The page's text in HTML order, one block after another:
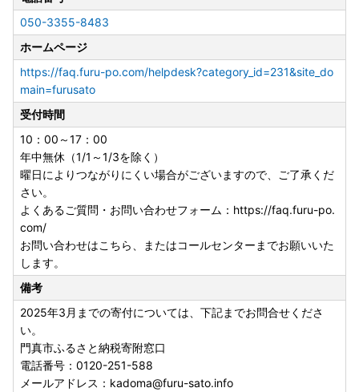
050-3355-8483
ホームページ
https://faq.furu-po.com/helpdesk?category_id=231&site_do
main=furusato
受付時間
10：00～17：00
年中無休（1/1～1/3を除く）
曜日によりつながりにくい場合がございますので、ご了承くだ
さい。
よくあるご質問・お問い合わせフォーム：https://faq.furu-po.
com/
お問い合わせはこちら、またはコールセンターまでお願いいた
します。
備考
2025年3月までの寄付については、下記までお問合せくださ
い。
門真市ふるさと納税寄附窓口
電話番号：0120-251-588
メールアドレス：kadoma@furu-sato.info